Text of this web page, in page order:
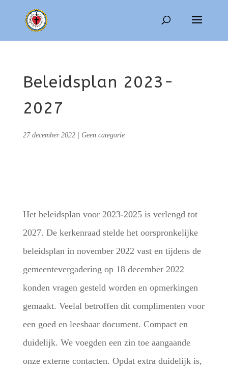
Beleidsplan 2023-
2027
27 december 2022| Geen categorie
Het beleidsplan voor 2023-2025 is verlengd tot
2027. De kerkenraad stelde het oorspronkelijke
beleidsplan in november 2022 vast en tijdens de
gemeentevergadering op 18 december 2022
konden vragen gesteld worden en opmerkingen
gemaakt. Veelal betroffen dit complimenten voor
een goed en leesbaar document. Compact en
duidelijk. We voegden een zin toe aangaande
onze externe contacten. Opdat extra duidelijk is,